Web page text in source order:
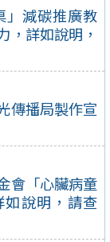
」減碳推廣教
，詳如說明，
傳播局製作宣
會「心臟病童
說明，請查